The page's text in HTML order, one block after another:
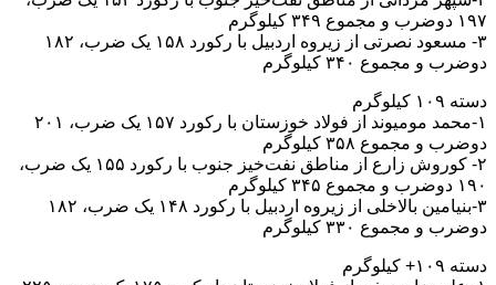
۱۹۷ دوضرب و مجموع ۳۴۹ کیلوگرم
۳- مسعود نصرتی از زیروه اردبیل با رکورد ۱۵۸ یک ضرب، ۱۸۲
دوضرب و مجموع ۳۴۰ کیلوگرم
دسته ۱۰۹ کیلوگرم
۱-محمد مومیوند از فولاد خوزستان با رکورد ۱۵۷ یک ضرب، ۲۰۱
دوضرب و مجموع ۳۵۸ کیلوگرم
۲- کوروش زارع از مناطق نفت‌خیز جنوب با رکورد ۱۵۵ یک ضرب،
۱۹۰ دوضرب و مجموع ۳۴۵ کیلوگرم
۳-بنیامین بالاخلی از زیروه اردبیل با رکورد ۱۴۸ یک ضرب، ۱۸۲
دوضرب و مجموع ۳۳۰ کیلوگرم
دسته ۱۰۹+ کیلوگرم